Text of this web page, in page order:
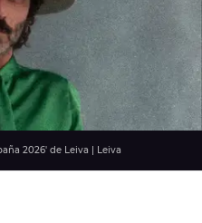
2026' de Leiva | Leiva